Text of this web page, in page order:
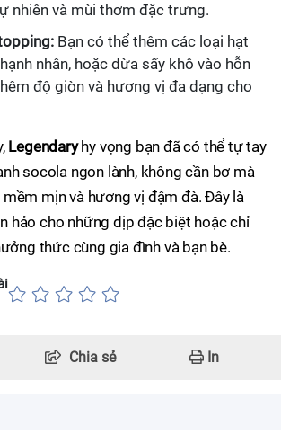
nhiên và mùi thơm đặc trưng.
Bạn có thể thêm các loại hạt
nhân, hoặc dừa sấy khô vào hỗn
độ giòn và hương vị đa dạng cho
Legendaryhy vọng bạn đã có thể tự tay
socola ngon lành, không cần bơ mà
mịn và hương vị đậm đà. Đây là
hảo cho những dịp đặc biệt hoặc chỉ
thức cùng gia đình và bạn bè.
Chia sẻ In